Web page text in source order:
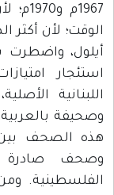
الوقت؛ لأن أكثر
أيلول،
استئجار
وصحيفة
هذه الصحف
وصحف صادرة
الفلسطينية.